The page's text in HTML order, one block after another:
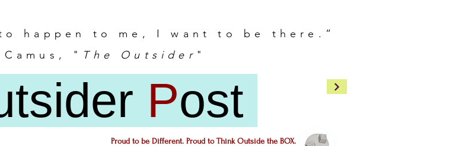
happen to me, I want to be there.”
" The Outsider "
Post
Proud to be Different. Proud to Think Outside the BOX.